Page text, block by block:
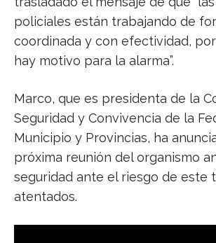
policiales están trabajando de
coordinada y con efectividad,
hay motivo para la alarma”.
Marco, que es presidenta de la
Seguridad y Convivencia de la
Municipio y Provincias, ha
próxima reunión del organismo
seguridad ante el riesgo de este
atentados.